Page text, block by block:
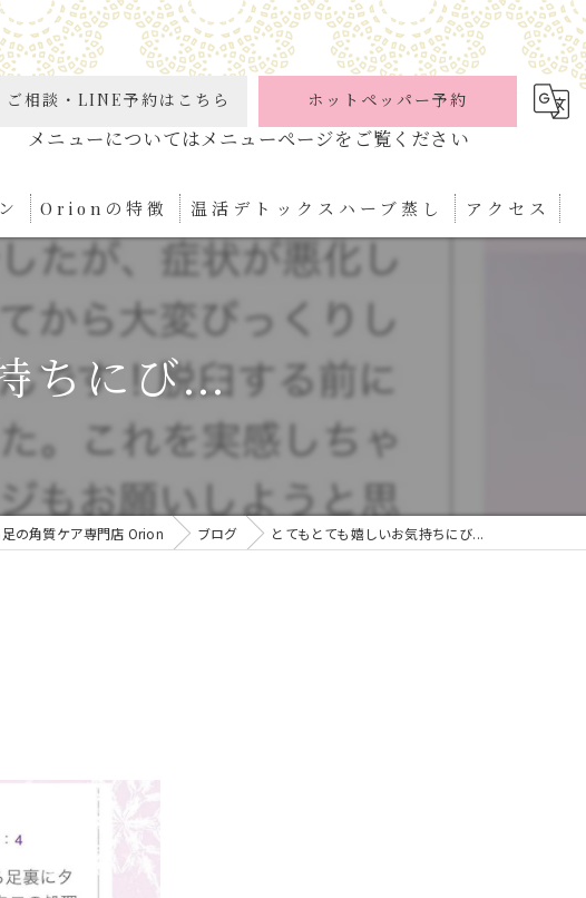
ご相談・LINE予約はこちら ホットペッパー予約
Orionの特徴
リンパ
足つぼ
ボディケア
温活デトックスハーブ蒸し アクセス
ちにび...
の角質ケア専門店 Orion ブログ とてもとても嬉しいお気持ちにび...